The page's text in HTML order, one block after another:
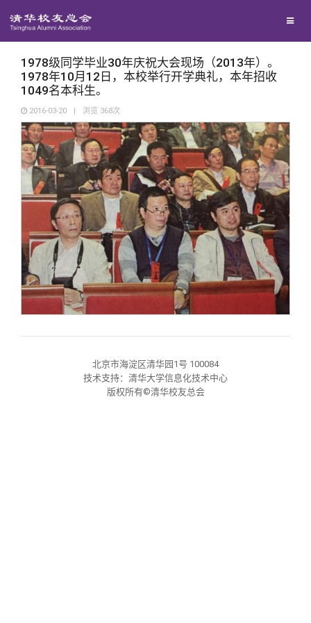
西南联大校友会
捐赠项目
捐赠新闻
捐赠纪事
捐赠方法
义工计划
媒体平台
《清华校友通讯》
《水木清华》
我要订阅
新媒体平台
百年清华
清华人物
清华故事
青春风采
校友讲坛
校友服务
终身学习
信息化服务
实用信息
校友总会
总会简介
总会章程
关闭
1978级同学毕业30年庆祝大会现场（2013年）。
1978年10月12日，本校举行开学典礼，本年招收
1049名本科生。
2016-03-20 | 浏览 368次
北京市海淀区清华园1号 100084
技术支持：清华大学信息化技术中心
版权所有©清华校友总会